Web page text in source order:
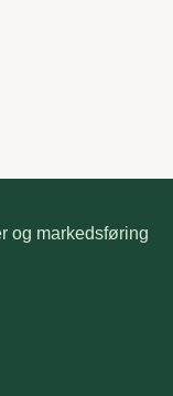
og markedsføring